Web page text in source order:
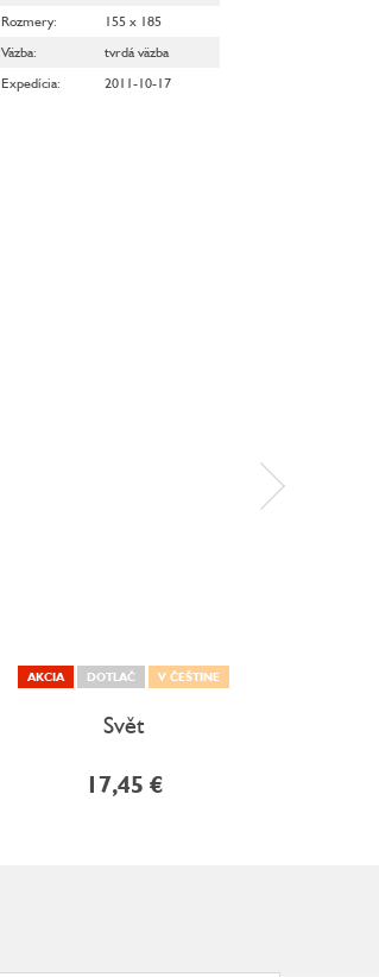
Rozmery:
155 x 185
Väzba:
tvrdá väzba
Expedícia: 2011-10-17
AKCIA DOTLAČ V ČEŠTINE
Svět
17,45 €